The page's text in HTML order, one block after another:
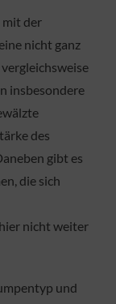
mit der
nicht ganz
insbesondere
des
gibt es
die sich
nicht weiter
und